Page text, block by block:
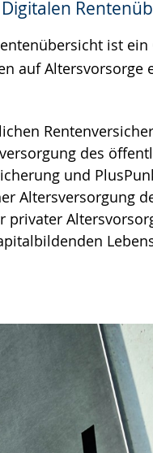
ist
auf Altersvorsorge
des
und
Altersversorgung
privater